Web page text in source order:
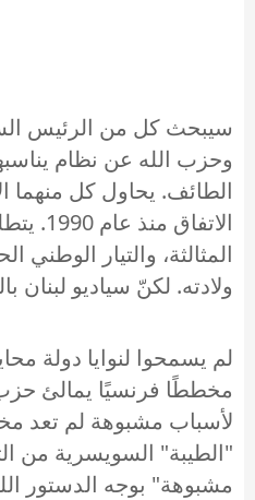
سيبحث كل من الرئيس
وحزب الله عن نظام
الطائف. يحاول كل منهما
الاتفاق
المثالثة، والتيار الوطني
ولادته. لكنّ سياديو لبنان
لم يسمحوا لنوايا دولة
مخططًا فرنسيًا يمالئ
لأسباب مشبوهة لم تعد
"الطيبة" السويسرية من
مشبوهة" بوجه الدستور